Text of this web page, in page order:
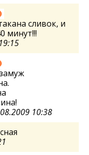
сливок, и
минут!!!
10:38